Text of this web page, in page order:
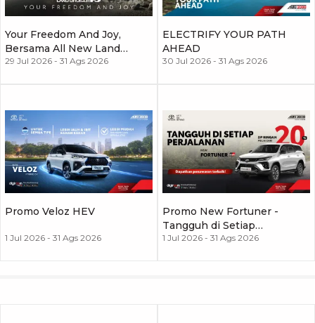
Your Freedom And Joy,
Bersama All New Land
Cruiser FJ
29 Jul 2026 - 31 Ags 2026
ELECTRIFY YOUR PATH
AHEAD
30 Jul 2026 - 31 Ags 2026
Promo Veloz HEV
1 Jul 2026 - 31 Ags 2026
Promo New Fortuner -
Tangguh di Setiap
Perjalanan
1 Jul 2026 - 31 Ags 2026